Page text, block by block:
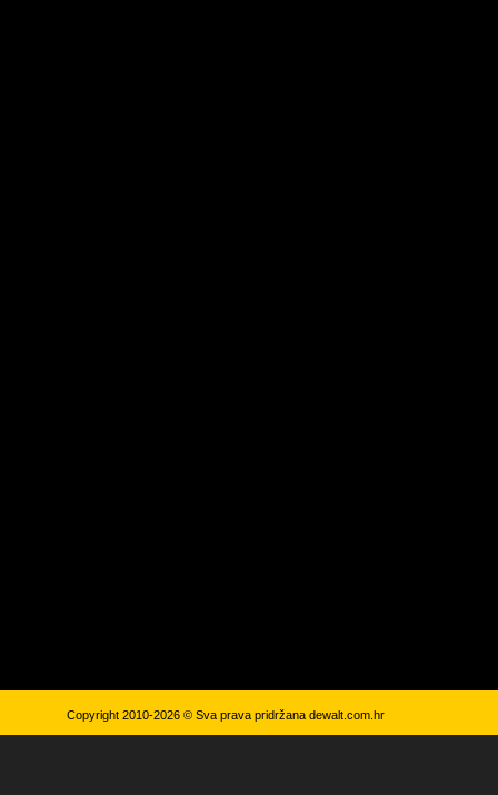
Copyright 2010-2026 © Sva prava pridržana dewalt.com.hr